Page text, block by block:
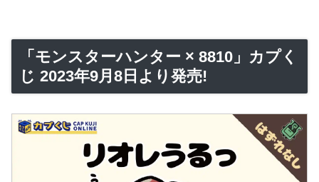
「モンスターハンター × 8810」カプく
じ 2023年9月8日より発売!